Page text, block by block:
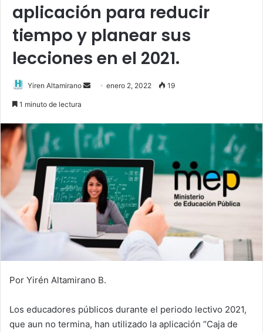
aplicación para reducir
tiempo y planear sus
lecciones en el 2021.
Yiren Altamirano
Sendenero 2, 2022 19
1 minuto de lectura
Por Yirén Altamirano B.
Los educadores públicos durante el periodo lectivo 2021,
que aun no termina, han utilizado la aplicación “Caja de